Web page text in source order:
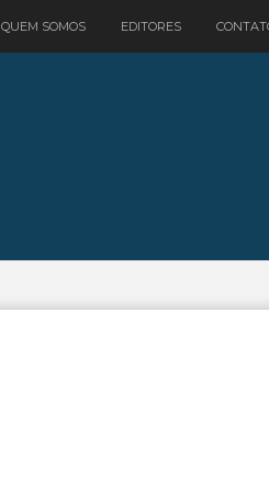
QUEM SOMOS EDITORES